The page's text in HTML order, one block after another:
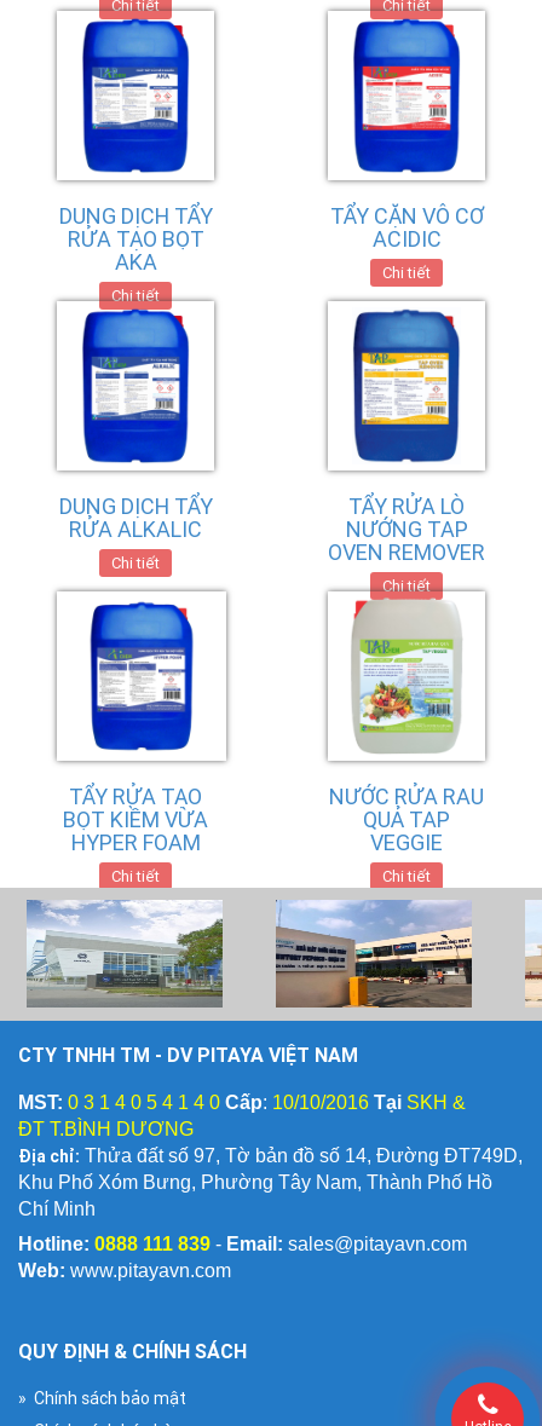
Chi tiết Chi tiết
DUNG DỊCH TẨY
RỬA TẠO BỌT
AKA
Chi tiết
TẨY CẶN VÔ CƠ
ACIDIC
Chi tiết
DUNG DỊCH TẨY
RỬA ALKALIC
Chi tiết
TẨY RỬA LÒ
NƯỚNG TAP
OVEN REMOVER
Chi tiết
TẨY RỬA TẠO
BỌT KIỀM VỪA
HYPER FOAM
Chi tiết
NƯỚC RỬA RAU
QUẢ TAP
VEGGIE
Chi tiết
CTY TNHH TM - DV PITAYA VIỆT NAM
MST: 0 3 1 4 0 5 4 1 4 0 Cấp: 10/10/2016 Tại SKH &
ĐT T.BÌNH DƯƠNG
Địa chỉ: Thửa đất số 97, Tờ bản đồ số 14, Đường ĐT749D,
Khu Phố Xóm Bưng, Phường Tây Nam, Thành Phố Hồ
Chí Minh
Hotline: 0888 111 839 - Email: sales@pitayavn.com
Web: www.pitayavn.com
QUY ĐỊNH & CHÍNH SÁCH
» Chính sách bảo mật